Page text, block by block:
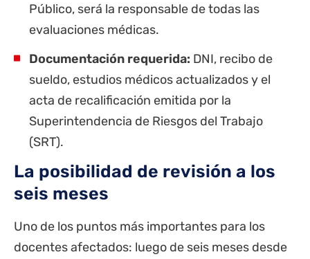
Público, será la responsable de todas las
evaluaciones médicas.
Documentación requerida: DNI, recibo de
sueldo, estudios médicos actualizados y el
acta de recalificación emitida por la
Superintendencia de Riesgos del Trabajo
(SRT).
La posibilidad de revisión a los
seis meses
Uno de los puntos más importantes para los
docentes afectados: luego de seis meses desde